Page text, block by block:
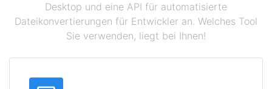
Desktop und eine API für automatisierte
Dateikonvertierungen für Entwickler an. Welches Tool
Sie verwenden, liegt bei Ihnen!